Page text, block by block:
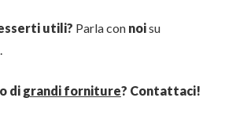
utili? Parla con noisu
di grandi forniture? Contattaci!